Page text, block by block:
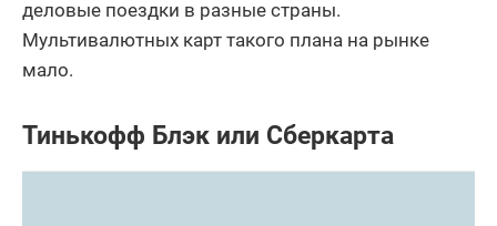
деловые поездки в разные страны.
Мультивалютных карт такого плана на рынке
мало.
Тинькофф Блэк или Сберкарта